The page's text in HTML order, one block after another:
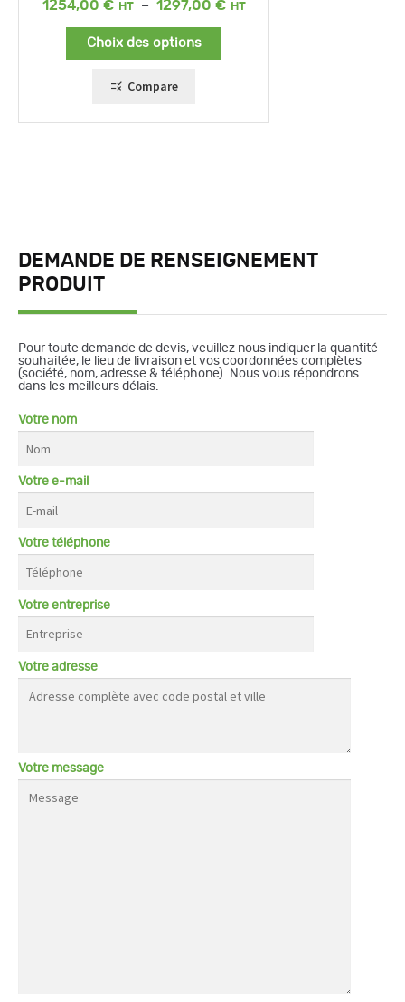
1254,00 € – 1297,00 €
Plage
Choix des options
Compare
DEMANDE DE RENSEIGNEMENT
PRODUIT
Pour toute demande de devis, veuillez nous indiquer la quantité
souhaitée, le lieu de livraison et vos coordonnées complètes
(société, nom, adresse & téléphone). Nous vous répondrons
dans les meilleurs délais.
Votre nom
Votre e-mail
Votre téléphone
Votre entreprise
Votre adresse
Votre message